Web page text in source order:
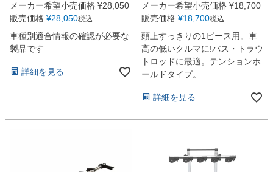
メーカー希望小売価格 ¥28,050
販売価格 ¥28,050税込
車種別適合情報の確認が必要な
製品です
詳細を見る
メーカー希望小売価格 ¥18,700
販売価格 ¥18,700税込
頭上すっきりの1ピース用。車
高の低いクルマに!バス・トラウ
トロッドに最適。テンションホ
ールドタイプ。
詳細を見る